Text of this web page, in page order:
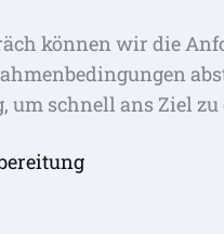
können wir die
schnell ans Ziel zu